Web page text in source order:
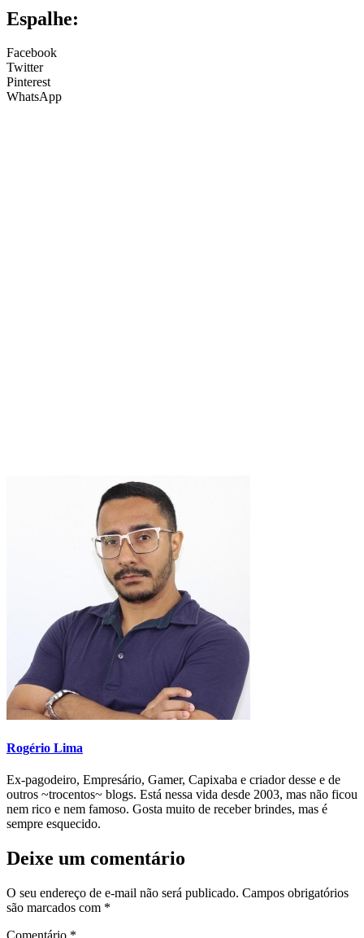
Espalhe:
Facebook
Twitter
Pinterest
WhatsApp
Rogério Lima
Ex-pagodeiro, Empresário, Gamer, Capixaba e criador desse e de
outros ~trocentos~ blogs. Está nessa vida desde 2003, mas não ficou
nem rico e nem famoso. Gosta muito de receber brindes, mas é
sempre esquecido.
Deixe um comentário
O seu endereço de e-mail não será publicado. Campos obrigatórios
são marcados com *
Comentário *